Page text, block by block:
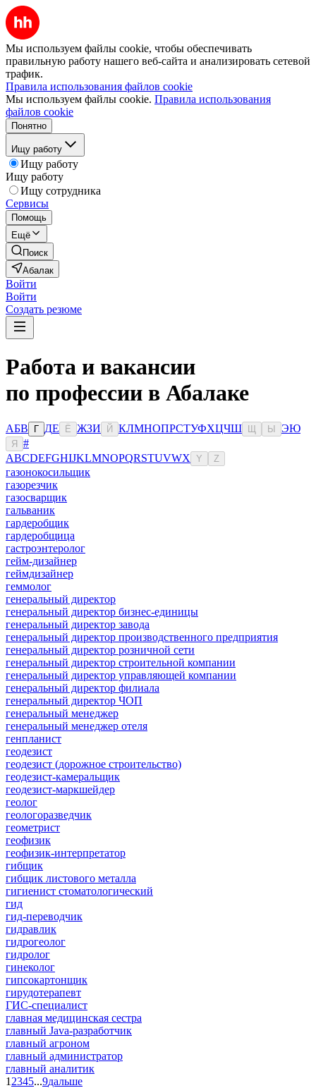
Мы используем файлы cookie, чтобы обеспечивать
правильную работу нашего веб-сайта и анализировать сетевой
трафик.
Правила использования файлов cookie
Мы используем файлы cookie. Правила использования
файлов cookie
Понятно
Ищу работу
Ищу работу
Ищу работу
Ищу сотрудника
Сервисы
Помощь
Ещё
Поиск
Абалак
Войти
Войти
Создать резюме
Работа и вакансии
по профессии в Абалаке
АБВ Г ДЕ Ё ЖЗИ Й КЛМНОПРСТУФХЦЧШ Ы ЭЮ
Я
#
ABCDEFGHIJKLMNOPQRSTUVWX Y Z
газонокосильщик
газорезчик
газосварщик
гальваник
гардеробщик
гардеробщица
гастроэнтеролог
гейм-дизайнер
геймдизайнер
геммолог
генеральный директор
генеральный директор бизнес-единицы
генеральный директор завода
генеральный директор производственного предприятия
генеральный директор розничной сети
генеральный директор строительной компании
генеральный директор управляющей компании
генеральный директор филиала
генеральный директор ЧОП
генеральный менеджер
генеральный менеджер отеля
генпланист
геодезист
геодезист (дорожное строительство)
геодезист-камеральщик
геодезист-маркшейдер
геолог
геологоразведчик
геометрист
геофизик
геофизик-интерпретатор
гибщик
гибщик листового металла
гигиенист стоматологический
гид
гид-переводчик
гидравлик
гидрогеолог
гидролог
гинеколог
гипсокартонщик
гирудотерапевт
ГИС-специалист
главная медицинская сестра
главный Java-разработчик
главный агроном
главный администратор
главный аналитик
1 2345...9дальше